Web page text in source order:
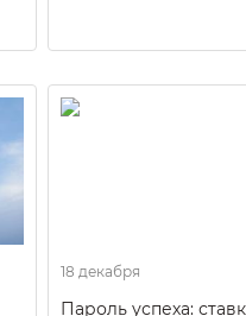
18 декабря
Пароль успеха: